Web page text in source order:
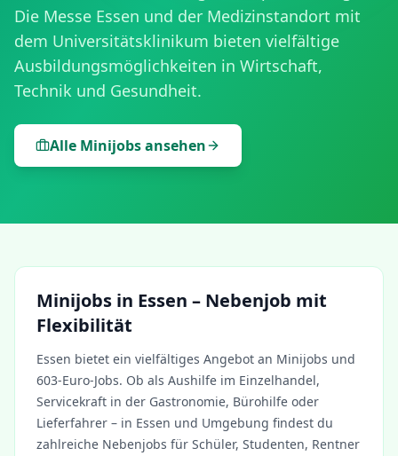
Die Messe Essen und der Medizinstandort mit
dem Universitätsklinikum bieten vielfältige
Ausbildungsmöglichkeiten in Wirtschaft,
Technik und Gesundheit.
Alle Minijobs ansehen
Minijobs in Essen – Nebenjob mit
Flexibilität
Essen bietet ein vielfältiges Angebot an Minijobs und
603-Euro-Jobs. Ob als Aushilfe im Einzelhandel,
Servicekraft in der Gastronomie, Bürohilfe oder
Lieferfahrer – in Essen und Umgebung findest du
zahlreiche Nebenjobs für Schüler, Studenten, Rentner